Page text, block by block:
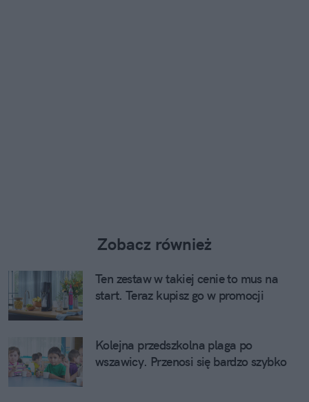
Zobacz również
Ten zestaw w takiej cenie to mus na
start. Teraz kupisz go w promocji
Kolejna przedszkolna plaga po
wszawicy. Przenosi się bardzo szybko